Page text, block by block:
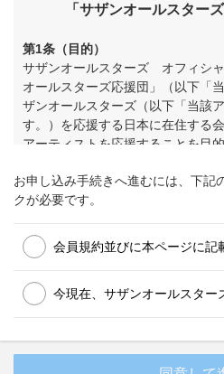
「サザンオールスター
第1条（目的）
サザンオールスターズ オフィシ
オールスターズ応援団」（以下「
ザンオールスターズ（以下「当該
す。）を応援する日本に在住する
アーティストを応援することを目的
第2条（会員規約）
会員は、入会方法の如何を問
ラブ「サザンオールスターズ
「本規約」といいます。）に
本規約は、株式会社アミュー
す。）が提供する当会のサー
尚、本サービスは民法第548
引」に該当し、また、本規
お申し込み手続きへ進むには、下記
クが必要です。
会員規約並びに本ページに記
今現在、サザンオールスター